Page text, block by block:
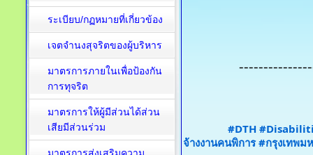
#DTH
จ้างงานคนพิการ #กรุงเทพม
ระเบียบ/กฏหมายที่เกี่ยวข้อง
เจตจำนงสุจริตของผู้บริหาร
มาตรการภายในเพื่อป้องกัน
การทุจริต​
มาตรการให้ผู้มีส่วนได้ส่วน
เสียมีส่วนร่วม